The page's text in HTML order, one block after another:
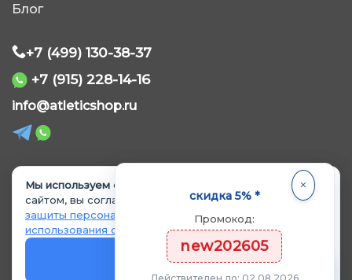
Блог
+7 (499) 130-38-37
+7 (915) 228-14-16
info@atleticshop.ru
Мы используем cookie.
Продолжая пользоваться
сайтом, вы соглашаетесь с
Политикой обработки и
защиты персональных данных
иПолитикой
использования cookie
OK
© 2026 «AtleticShop». Все права защищены
Политика обработки персональных данных
Политика использования cookie
скидка 5% *
Промокод:
new202605